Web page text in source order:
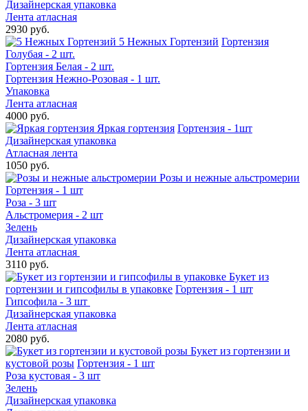
Дизайнерская упаковка
Лента атласная
2930 руб.
5 Нежных Гортензий Гортензия
Голубая - 2 шт.
Гортензия Белая - 2 шт.
Гортензия Нежно-Розовая - 1 шт.
Упаковка
Лента атласная
4000 руб.
Яркая гортензия Гортензия - 1шт
Дизайнерская упаковка
Атласная лента
1050 руб.
Розы и нежные альстромерии
Гортензия - 1 шт
Роза - 3 шт
Альстромерия - 2 шт
Зелень
Дизайнерская упаковка
Лента атласная
3110 руб.
Букет из
гортензии и гипсофилы в упаковке Гортензия - 1 шт
Гипсофила - 3 шт
Дизайнерская упаковка
Лента атласная
2080 руб.
Букет из гортензии и
кустовой розы Гортензия - 1 шт
Роза кустовая - 3 шт
Зелень
Дизайнерская упаковка